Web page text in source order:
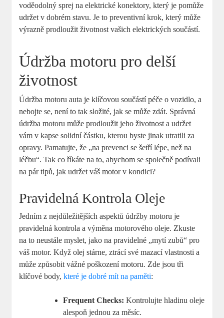
voděodolný sprej na elektrické‌ konektory,⁢ který ⁣je pomůže
udržet v dobrém⁤ stavu. Je to preventivní ⁢krok, ⁤který může
výrazně prodloužit životnost vašich elektrických součástí.
Údržba ⁢motoru pro delší
životnost
Údržba motoru auta ⁢je klíčovou‌ součástí péče o‌ vozidlo, a
nebojte se, ‌není to tak složité, ⁤jak se může zdát. Správná
údržba‍ motoru může prodloužit jeho životnost a udržet
vám⁢ v kapse solidní částku, kterou byste jinak utratili za
opravy. Pamatujte, že „na ⁤prevenci​ se šetří ‍lépe, než na
léčbu“. Tak co říkáte na⁣ to, abychom⁤ se ⁣společně ​podívali
na pár ⁤tipů,​ jak udržet váš motor v ⁤kondici?
Pravidelná Kontrola Oleje
Jedním z nejdůležitějších aspektů údržby motoru je
‍pravidelná kontrola a výměna motorového oleje. Zkuste
na to neustále myslet, jako ⁤na ‍pravidelné „mytí zubů“ pro‌
váš motor. Když olej stárne, ztrácí své mazací ⁤vlastnosti a
může způsobit vážné ⁣poškození ‌motoru. Zde jsou tři
klíčové body,které je dobré mít na paměti:
Frequent Checks: ‍Kontrolujte hladinu⁢ oleje
alespoň jednou ‍za měsíc.